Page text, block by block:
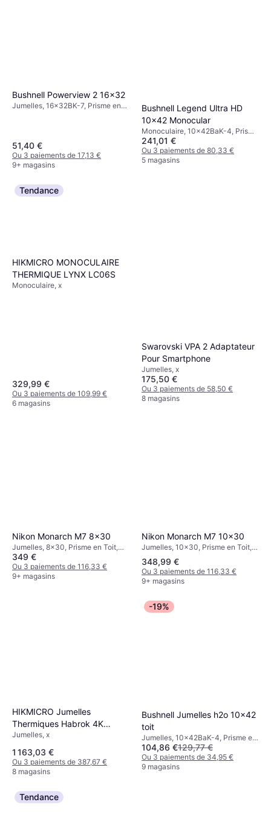
Bushnell Powerview 2 16x32
Jumelles, 16x32BK-7, Prisme en
51,40 €
Ou 3 paiements de 17,13 €
9+ magasins
Bushnell Legend Ultra HD
10x42 Monocular
Monoculaire, 10x42BaK-4, Prisme
en Toit, Anti-buée, Entièrement
Multicouche
241,01 €
Ou 3 paiements de 80,33 €
5 magasins
Tendance
HIKMICRO MONOCULAIRE
THERMIQUE LYNX LC06S
Monoculaire, x
329,99 €
Ou 3 paiements de 109,99 €
6 magasins
Swarovski VPA 2 Adaptateur
Pour Smartphone
Jumelles, x
175,50 €
Ou 3 paiements de 58,50 €
8 magasins
Nikon Monarch M7 8x30
Jumelles, 8x30, Prisme en Toit,
Anti-buée
349 €
Ou 3 paiements de 116,33 €
9+ magasins
Nikon Monarch M7 10x30
Jumelles, 10x30, Prisme en Toit,
Anti-buée
348,99 €
Ou 3 paiements de 116,33 €
9+ magasins
HIKMICRO Jumelles
Thermiques Habrok 4K
HE25LN
Jumelles, x
1 163,03 €
Ou 3 paiements de 387,67 €
8 magasins
-19%
Bushnell Jumelles h2o 10x42
toit
Jumelles, 10x42BaK-4, Prisme en
Toit, Entièrement Multicouche
104,86 €129,77 €
Ou 3 paiements de 34,95 €
9 magasins
Tendance